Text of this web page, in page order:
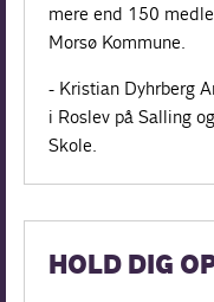
mere end 150
Morsø Kommune.
- Kristian Dyhrberg
i Roslev på Salling
Skole.
HOLD DIG